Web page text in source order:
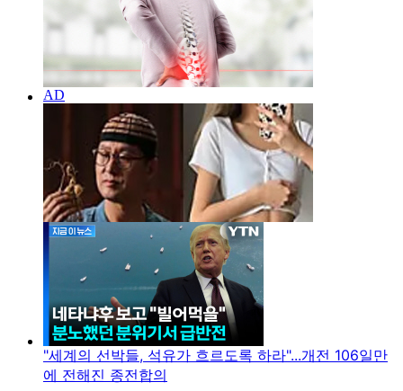
"세계의 선박들, 석유가 흐르도록 하라"...개전 106일만
에 전해진 종전합의